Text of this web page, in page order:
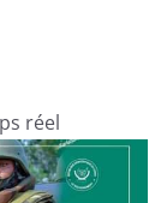
réel